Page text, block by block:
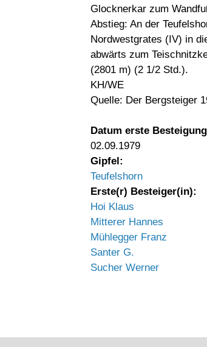
Glocknerkar zum
Abstieg: An der
Nordwestgrates (IV) in
abwärts zum
(2801 m) (2 1/2 Std.).
KH/WE
Quelle: Der Bergsteiger
Datum erste
02.09.1979
Gipfel:
Teufelshorn
Erste(r) Besteiger(in):
Hoi Klaus
Mitterer Hannes
Mühlegger Franz
Santer G.
Sucher Werner